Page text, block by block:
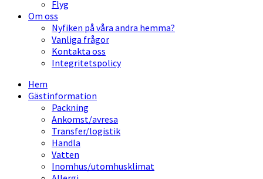
Flyg
Om oss
Nyfiken på våra andra hemma?
Vanliga frågor
Kontakta oss
Integritetspolicy
Hem
Gästinformation
Packning
Ankomst/avresa
Transfer/logistik
Handla
Vatten
Inomhus/utomhusklimat